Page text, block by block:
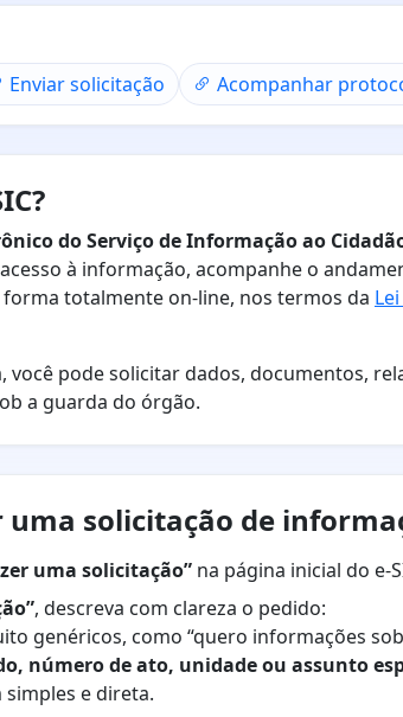
Enviar solicitação Acompanhar
do Serviço de Informação ao
à informação, acompanhe o
totalmente on-line, nos termos da
você pode solicitar dados, documentos,
a guarda do órgão.
uma solicitação de
uma solicitação” na página inicial do e-
, descreva com clareza o pedido:
genéricos, como “quero informações
número de ato, unidade ou assunto
e direta.